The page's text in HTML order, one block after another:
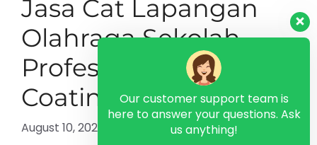
Jasa Cat Lapangan
Olahraga Sekolah
Profesional – Eltama
Coating
August 10, 2025
Our customer support team is
here to answer your questions. Ask
us anything!